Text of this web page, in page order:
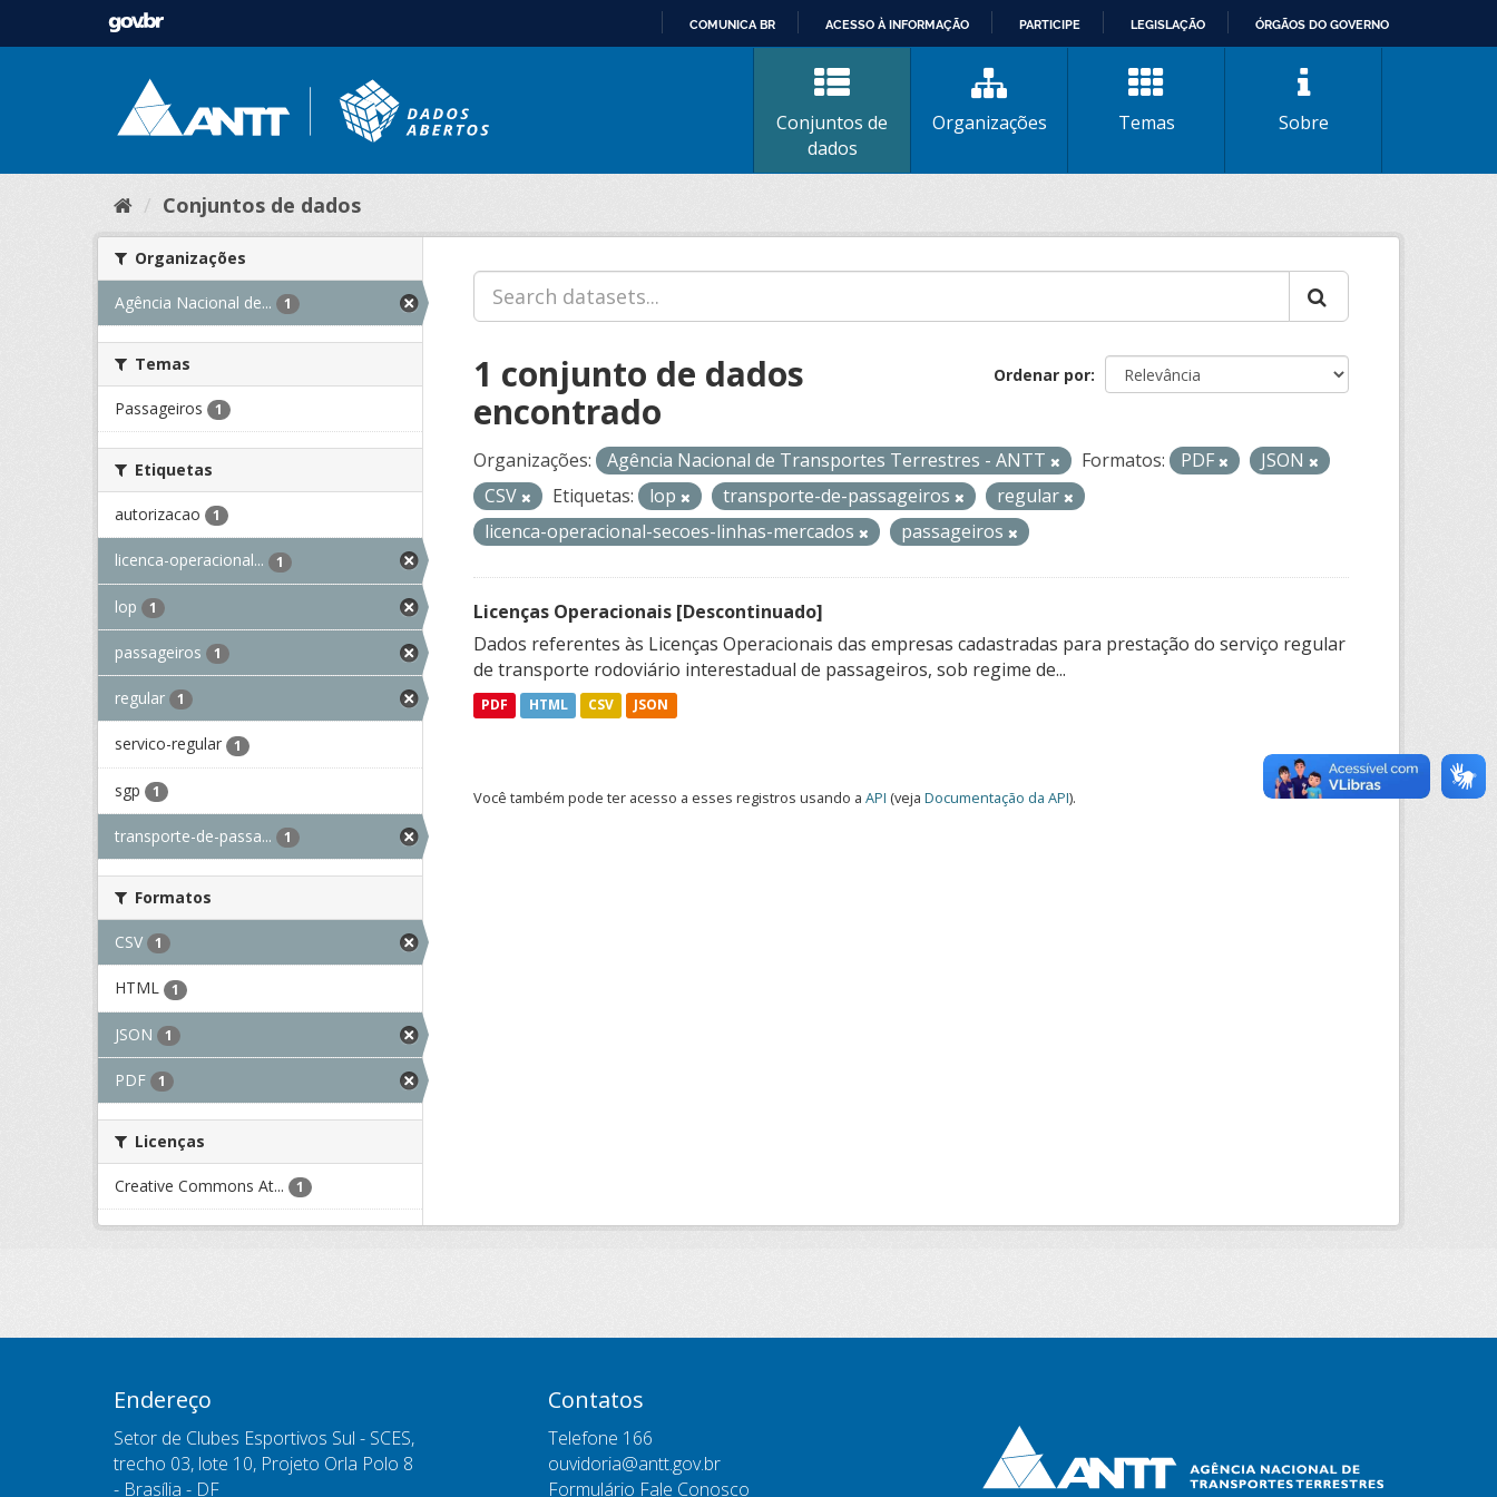
CONTEÚDO
COMUNICA BR ACESSO À INFORMAÇÃO PARTICIPE LEGISLAÇÃO ÓRGÃOS DO GOVERNO
Conjuntos de
dados
Organizações Temas Sobre
Conjuntos de dados
Organizações
Agência Nacional de... 1
Temas
Passageiros 1
Etiquetas
autorizacao 1
licenca-operacional... 1
lop 1
passageiros 1
regular 1
servico-regular 1
sgp 1
transporte-de-passa... 1
Formatos
CSV 1
HTML 1
JSON 1
PDF 1
Licenças
Creative Commons At... 1
Ordenar por
1 conjunto de dados
encontrado
Organizações: Agência Nacional de Transportes Terrestres - ANTT Formatos: PDF
JSON
CSV
Etiquetas: lop transporte-de-passageiros
regular
licenca-operacional-secoes-linhas-mercados
passageiros
Licenças Operacionais [Descontinuado]
Dados referentes às Licenças Operacionais das empresas cadastradas para prestação do serviço regular
de transporte rodoviário interestadual de passageiros, sob regime de...
PDF HTML CSV JSON
Você também pode ter acesso a esses registros usando a API (veja Documentação da API).
Endereço
Setor de Clubes Esportivos Sul - SCES,
trecho 03, lote 10, Projeto Orla Polo 8
- Brasília - DF
Contatos
Telefone 166
ouvidoria@antt.gov.br
Formulário Fale Conosco